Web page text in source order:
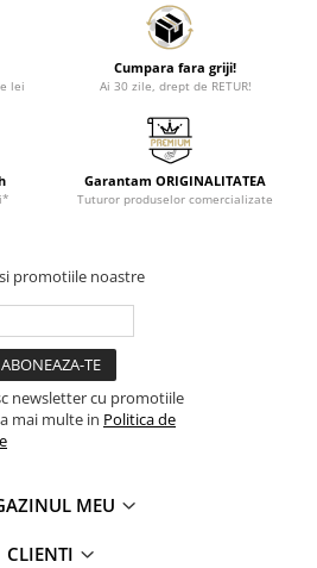
lei
Cumpara fara griji!
Ai 30 zile, drept de RETUR!
Garantam ORIGINALITATEA
Tuturor produselor comercializate
promotiile noastre
newsletter cu promotiile
mai multe in Politica de
MEU
CLIENTI